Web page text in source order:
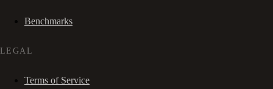
Benchmarks
LEGAL
Terms of Service